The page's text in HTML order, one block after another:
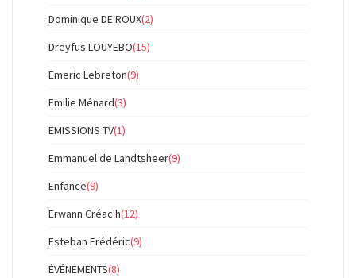
Dominique DE ROUX(2)
Dreyfus LOUYEBO(15)
Emeric Lebreton(9)
Emilie Ménard(3)
EMISSIONS TV(1)
Emmanuel de Landtsheer(9)
Enfance(9)
Erwann Créac'h(12)
Esteban Frédéric(9)
ÉVÉNEMENTS(8)